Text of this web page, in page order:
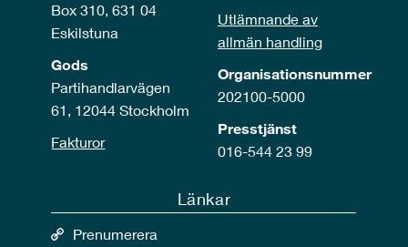
Box 310, 631 04
Eskilstuna
Gods
Partihandlarvägen
61, 12044 Stockholm
Fakturor
Utlämnande av
allmän handling
Organisationsnummer
202100-5000
Presstjänst
016-544 23 99
Länkar
Prenumerera